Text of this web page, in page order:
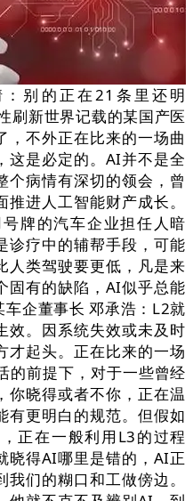
别的正在21条里还明
刷新世界记载的某国产医
，不外正在比来的一场曲
这是必定的。AI并不是全
个病情有深切的领会，曾
进人工智能财产成长。
牌的汽车企业担任人暗
诊疗中的辅帮手段，可能
人类驾驶要更低，凡是来
固有的缺陷，AI似乎总能
企董事长 邓承浩：L2就
效。因系统失效或未及时
才起头。正在比来的一场
的前提下，对于一些曾经
你晓得或者不你，正在温
有更明白的规范。但假如
正在一般利用L3的过程
晓得AI哪里是错的，AI正
们的糊口和工做傍边。